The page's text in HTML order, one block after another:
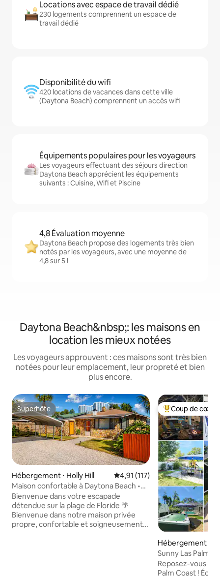
Locations avec espace de travail dédié
230 logements comprennent un espace de
travail dédié
Disponibilité du wifi
420 locations de vacances dans cette ville
(Daytona Beach) comprennent un accès wifi
Équipements populaires pour les voyageurs
Les voyageurs effectuant des séjours direction
Daytona Beach apprécient les équipements
suivants : Cuisine, Wifi et Piscine
4,8 Évaluation moyenne
Daytona Beach propose des logements très bien
notés par les voyageurs, avec une moyenne de
4,8 sur 5 !
Daytona Beach&nbsp;: les maisons en
location les mieux notées
Les voyageurs approuvent : ces maisons sont très bien
notées pour leur emplacement, leur propreté et bien
plus encore.
Superhôte
Superhôte
Hébergement ⋅ Holly Hill Évaluation moyenne sur la
4,91 (117)
Maison confortable à Daytona Beach •
Jardin clôturé • Animaux acceptés
Bienvenue dans votre escapade
détendue sur la plage de Floride 🌴
Bienvenue dans notre maison privée
propre, confortable et soigneusement
Coups de cœur
Coup de cœur
Hébergement ⋅
Sunny Las
plage
Reposez-vous et
Palm Coast !